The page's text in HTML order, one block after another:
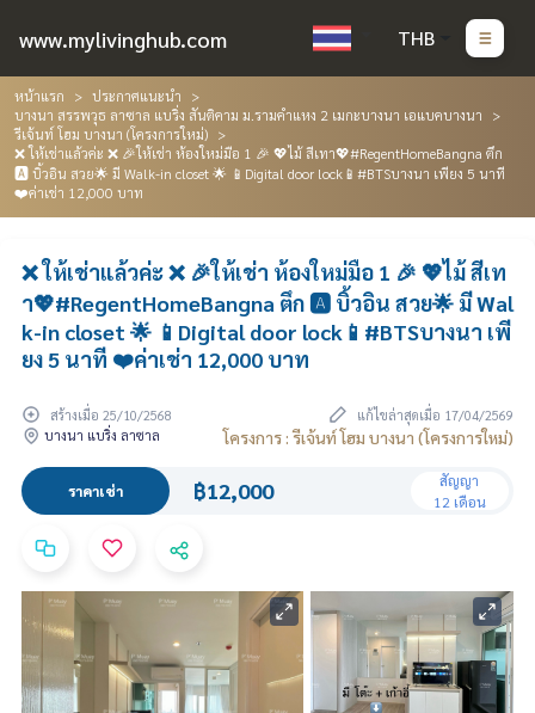
www.mylivinghub.com THB
หน้าแรก
ประกาศแนะนำ
บางนา สรรพวุธ ลาซาล แบริ่ง สันติคาม ม.รามคำแหง 2 เมกะบางนา เอแบคบางนา
รีเจ้นท์ โฮม บางนา (โครงการใหม่)
❌ ให้เช่าแล้วค่ะ ❌ 🎉ให้เช่า ห้องใหม่มือ 1 🎉 💖ไม้ สีเทา💖#RegentHomeBangna ตึก
🅰️ บิ้วอิน สวย🌟 มี Walk-in closet 🌟 📱Digital door lock📱#BTSบางนา เพียง 5 นาที
❤️ค่าเช่า 12,000 บาท
❌ ให้เช่าแล้วค่ะ ❌ 🎉ให้เช่า ห้องใหม่มือ 1 🎉 💖ไม้ สีเท
า💖#RegentHomeBangna ตึก 🅰️ บิ้วอิน สวย🌟 มี Wal
k-in closet 🌟 📱Digital door lock📱#BTSบางนา เพี
ยง 5 นาที ❤️ค่าเช่า 12,000 บาท
สร้างเมื่อ 25/10/2568
แก้ไขล่าสุดเมื่อ 17/04/2569
บางนา แบริ่ง ลาซาล
โครงการ : รีเจ้นท์ โฮม บางนา (โครงการใหม่)
ราคาเช่า ฿12,000
สัญญา
12 เดือน